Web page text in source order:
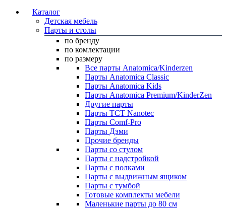
Каталог
Детская мебель
Парты и столы
по бренду
по комлектации
по размеру
Все парты Anatomica/Kinderzen
Парты Anatomica Classic
Парты Anatomica Kids
Парты Anatomica Premium/KinderZen
Другие парты
Парты TCT Nanotec
Парты Comf-Pro
Парты Дэми
Прочие бренды
Парты со стулом
Парты с надстройкой
Парты с полками
Парты с выдвижным ящиком
Парты с тумбой
Готовые комплекты мебели
Маленькие парты до 80 см